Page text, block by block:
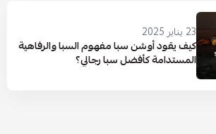
23 يناير 2025
كيف يقود أوشن سبا مفهوم السبا والرفاهية
المستدامة كأفضل سبا رجالي؟